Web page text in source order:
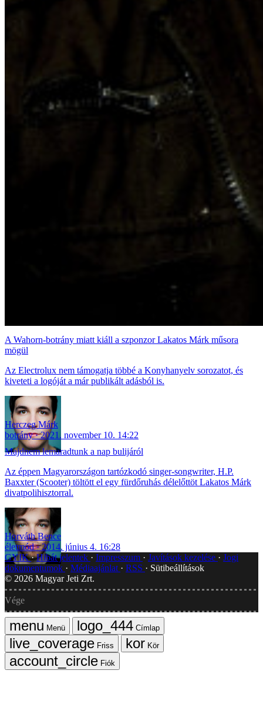
A Wahorn-botrány miatt kiáll a szponzor Lakatos Márk műsora
mögül
Az Electrolux nem támogatja többé a Konyhanyelv sorozatot, és
kiveteti a logóját a már publikált adásból is.
Herczeg Márk
botrány
2021. november 10. 14:22
Majdnem lemaradtunk a nap bulijáról
Az éppen Magyarországon tartózkodó singer-songwriter, H.P.
Baxxter (Scooter) töltött el egy fürdőruhás délelőttöt Lakatos Márk
divatpolihisztorral.
Horváth Bence
életmód
2014. június 4. 16:28
GYIK Hibát jelentek Impresszum Javítások kezelése
Jogi
dokumentumok
Médiaajánlat RSS
Sütibeállítások
© 2026 Magyar Jeti Zrt.
Vége
Menü
Címlap
Friss
Kör
Fiók